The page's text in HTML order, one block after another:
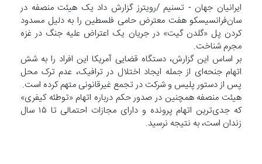
ایرانیان جهان - تسنیم /رویترز گزارش داد یک هیئت منصفه در
سان‌فرانسیسکو هفت معترض حامی فلسطین را به دلیل مسدود
کردن پل «گلدن گیت» در جریان یک اعتراض علیه جنگ در غزه
مجرم شناخت.
بر اساس این گزارش، دستگاه قضایی آمریکا این افراد را به شش
اتهام جنحه‌ای از جمله ایجاد اختلال در ترافیک، عدم ترک محل
پس از دستور پلیس و شرکت در تجمع غیرقانونی متهم کرده است.
هیئت منصفه همچنین در صدور حکم درباره اتهام «توطئه کیفری»
که جدی‌ترین اتهام پرونده و دارای مجازات احتمالی تا ۱۵ سال
زندان است، به نتیجه نرسید.